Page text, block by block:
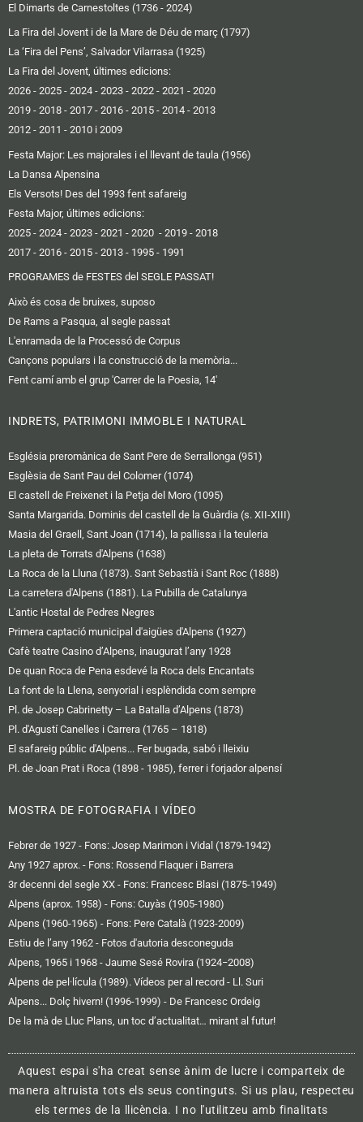
El Dimarts de Carnestoltes (1736 - 2024)
La Fira del Jovent i de la Mare de Déu de març (1797)
La ‘Fira del Pens’, Salvador Vilarrasa (1925)
La Fira del Jovent, últimes edicions:
2026 - 2025 - 2024 - 2023 - 2022 - 2021 - 2020
2019 - 2018 - 2017 - 2016 - 2015 - 2014 - 2013
2012 - 2011 - 2010 i 2009
Festa Major: Les majorales i el llevant de taula (1956)
La Dansa Alpensina
Els Versots! Des del 1993 fent safareig
Festa Major, últimes edicions:
2025 - 2024 - 2023 - 2021 - 2020 - 2019 - 2018
2017 - 2016 - 2015 - 2013 - 1995 - 1991
PROGRAMES de FESTES del SEGLE PASSAT!
Això és cosa de bruixes, suposo
De Rams a Pasqua, al segle passat
L'enramada de la Processó de Corpus
Cançons populars i la construcció de la memòria...
Fent camí amb el grup 'Carrer de la Poesia, 14'
INDRETS, PATRIMONI IMMOBLE I NATURAL
Església preromànica de Sant Pere de Serrallonga (951)
Esglèsia de Sant Pau del Colomer (1074)
El castell de Freixenet i la Petja del Moro (1095)
Santa Margarida. Dominis del castell de la Guàrdia (s. XII-XIII)
Masia del Graell, Sant Joan (1714), la pallissa i la teuleria
La pleta de Torrats d'Alpens (1638)
La Roca de la Lluna (1873). Sant Sebastià i Sant Roc (1888)
La carretera d'Alpens (1881). La Pubilla de Catalunya
L'antic Hostal de Pedres Negres
Primera captació municipal d'aigües d'Alpens (1927)
Cafè teatre Casino d’Alpens, inaugurat l’any 1928
De quan Roca de Pena esdevé la Roca dels Encantats
La font de la Llena, senyorial i esplèndida com sempre
Pl. de Josep Cabrinetty – La Batalla d’Alpens (1873)
Pl. d'Agustí Canelles i Carrera (1765 – 1818)
El safareig públic d'Alpens... Fer bugada, sabó i lleixiu
Pl. de Joan Prat i Roca (1898 - 1985), ferrer i forjador alpensí
MOSTRA DE FOTOGRAFIA I VÍDEO
Febrer de 1927 - Fons: Josep Marimon i Vidal (1879-1942)
Any 1927 aprox. - Fons: Rossend Flaquer i Barrera
3r decenni del segle XX - Fons: Francesc Blasi (1875-1949)
Alpens (aprox. 1958) - Fons: Cuyàs (1905-1980)
Alpens (1960-1965) - Fons: Pere Català (1923-2009)
Estiu de l’any 1962 - Fotos d'autoria desconeguda
Alpens, 1965 i 1968 - Jaume Sesé Rovira (1924−2008)
Alpens de pel·lícula (1989). Vídeos per al record - Ll. Suri
Alpens... Dolç hivern! (1996-1999) - De Francesc Ordeig
De la mà de Lluc Plans, un toc d’actualitat… mirant al futur!
Aquest espai s'ha creat sense ànim de lucre i comparteix de
manera altruista tots els seus continguts. Si us plau, respecteu
els termes de la llicència. I no l'utilitzeu amb finalitats